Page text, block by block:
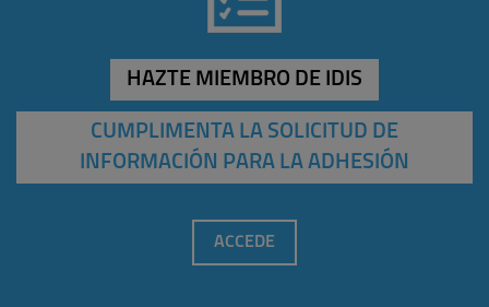
HAZTE MIEMBRO DE IDIS
CUMPLIMENTA LA SOLICITUD DE
INFORMACIÓN PARA LA ADHESIÓN
ACCEDE